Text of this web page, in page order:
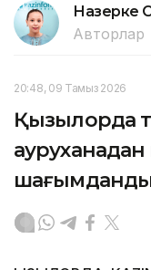
Назерке
Авторлар
20:48, 09 Тамыз 2026
Қызылорда
ауруханадан